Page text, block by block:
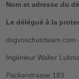
Nom et adresse du
Le délégué à la
dsgvoschutzteam.com
Ingénieur Walter
Packerstrasse 183